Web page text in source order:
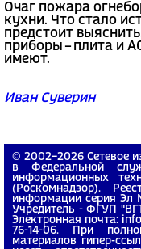
Очаг пожара
кухни. Что стало
предстоит
приборы – плита и
имеют.
Иван Суверин
© 2002−2026 Сетевое
в Федеральной
информационных
(Роскомнадзор).
информации серия Эл
Учредитель - ФГУП
Электронная почта:
76-14-06. При
материалов гипер-